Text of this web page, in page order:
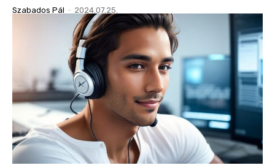
Szabados Pál - 2024.07.25.